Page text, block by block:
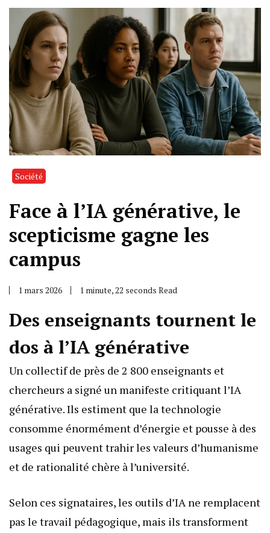
Société
Face à l’IA générative, le
scepticisme gagne les
campus
1 mars 2026 1 minute, 22 seconds Read
Des enseignants tournent le
dos à l’IA générative
Un collectif de près de 2 800 enseignants et
chercheurs a signé un manifeste critiquant l’IA
générative. Ils estiment que la technologie
consomme énormément d’énergie et pousse à des
usages qui peuvent trahir les valeurs d’humanisme
et de rationalité chère à l’université.
Selon ces signataires, les outils d’IA ne remplacent
pas le travail pédagogique, mais ils transforment